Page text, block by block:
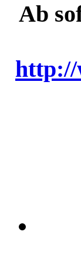
Ab
http://